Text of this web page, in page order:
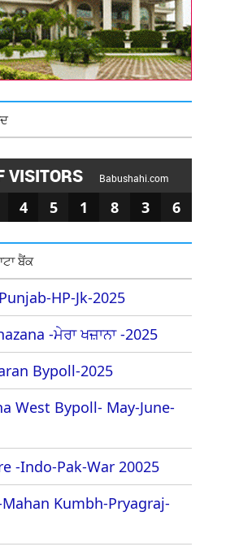
VISITORS Babushahi.com
4 5 1 8 3 6
ਬੈਂਕ
HP-Jk-2025
-ਮੇਰਾ ਖਜ਼ਾਨਾ -2025
Bypoll-2025
West Bypoll- May-June-
-Indo-Pak-War 20025
Kumbh-Pryagraj-